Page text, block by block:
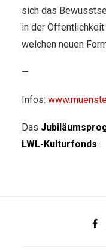
sich das
in der
welchen neuen
—
Infos:
Das
LWL-Kulturfonds.